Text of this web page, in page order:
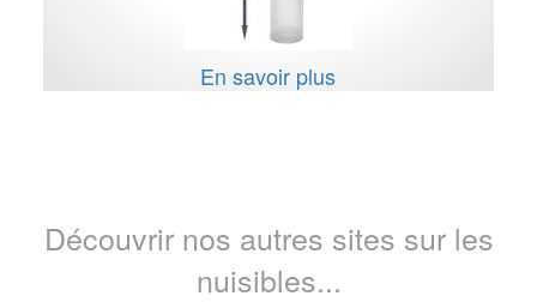
En savoir plus
Découvrir nos autres sites sur les
nuisibles...